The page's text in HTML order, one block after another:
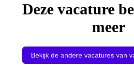
Deze vacature
meer
Bekijk de andere vacatures van